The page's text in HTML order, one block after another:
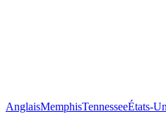
AnglaisMemphisTennesseeÉtats-